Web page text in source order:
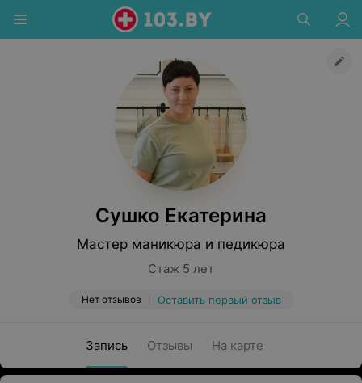
Сушко Екатерина
Мастер маникюра и педикюра
Стаж 5 лет
Нет отзывов Оставить первый отзыв
Запись Отзывы На карте